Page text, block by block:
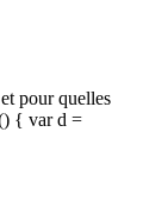
pour quelles
{ var d =